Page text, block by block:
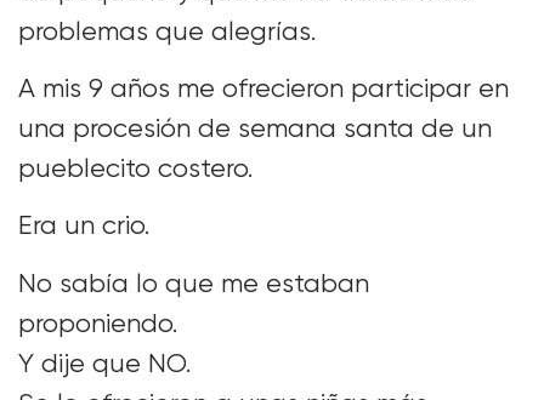
problemas que alegrías.
A mis 9 años me ofrecieron participar en
una procesión de semana santa de un
pueblecito costero.
Era un crio.
No sabía lo que me estaban
proponiendo.
Y dije que NO.